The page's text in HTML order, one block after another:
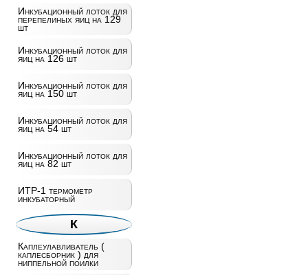
Инкубационный лоток для
перепелиных яиц на 129
шт
Инкубационный лоток для
яиц на 126 шт
Инкубационный лоток для
яиц на 150 шт
Инкубационный лоток для
яиц на 54 шт
Инкубационный лоток для
яиц на 82 шт
ИТР-1 термометр
инкубаторный
К
Каплеулавливатель (
каплесборник ) для
ниппельной поилки